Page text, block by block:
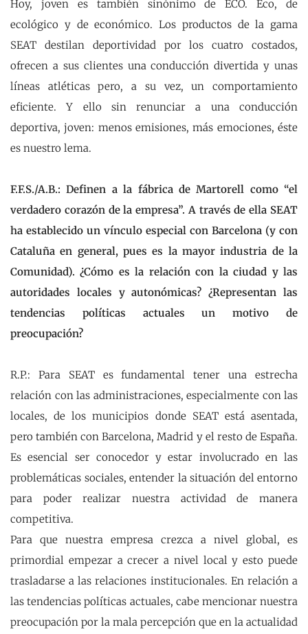
Hoy, joven es también sinónimo de ECO. Eco, de
ecológico y de económico. Los productos de la gama
SEAT destilan deportividad por los cuatro costados,
ofrecen a sus clientes una conducción divertida y unas
líneas atléticas pero, a su vez, un comportamiento
eficiente. Y ello sin renunciar a una conducción
deportiva, joven: menos emisiones, más emociones, éste
es nuestro lema.
F.F.S./A.B.: Definen a la fábrica de Martorell como “el
verdadero corazón de la empresa”. A través de ella SEAT
ha establecido un vínculo especial con Barcelona (y con
Cataluña en general, pues es la mayor industria de la
Comunidad). ¿Cómo es la relación con la ciudad y las
autoridades locales y autonómicas? ¿Representan las
tendencias políticas actuales un motivo de
preocupación?
R.P.: Para SEAT es fundamental tener una estrecha
relación con las administraciones, especialmente con las
locales, de los municipios donde SEAT está asentada,
pero también con Barcelona, Madrid y el resto de España.
Es esencial ser conocedor y estar involucrado en las
problemáticas sociales, entender la situación del entorno
para poder realizar nuestra actividad de manera
competitiva.
Para que nuestra empresa crezca a nivel global, es
primordial empezar a crecer a nivel local y esto puede
trasladarse a las relaciones institucionales. En relación a
las tendencias políticas actuales, cabe mencionar nuestra
preocupación por la mala percepción que en la actualidad